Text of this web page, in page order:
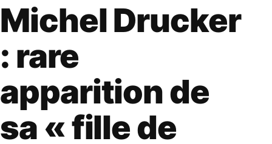
Michel Drucker
: rare
apparition de
sa « fille de